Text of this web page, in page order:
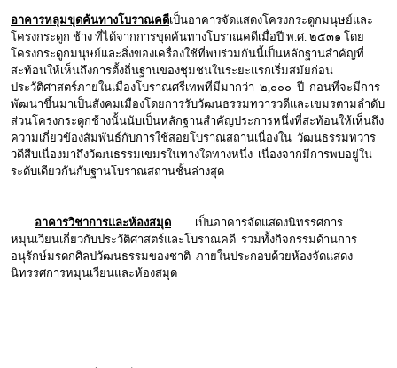
อาคารหลุมขุดค้นทางโบราณคดีเป็นอาคารจัดแสดงโครงกระดูกมนุษย์และ
โครงกระดูก ช้าง ที่ได้จากการขุดค้นทางโบราณคดีเมื่อปี พ.ศ. ๒๕๓๑ โดย
โครงกระดูกมนุษย์และสิ่งของเครื่องใช้ที่พบร่วมกันนี้เป็นหลักฐานสำคัญที่
สะท้อนให้เห็นถึงการตั้งถิ่นฐานของชุมชนในระยะแรกเริ่มสมัยก่อน
ประวัติศาสตร์ภายในเมืองโบราณศรีเทพที่มีมากว่า ๒,๐๐๐ ปี ก่อนที่จะมีการ
พัฒนาขึ้นมาเป็นสังคมเมืองโดยการรับวัฒนธรรมทวารวดีและเขมรตามลำดับ
ส่วนโครงกระดูกช้างนั้นนับเป็นหลักฐานสำคัญประการหนึ่งที่สะท้อนให้เห็นถึง
ความเกี่ยวข้องสัมพันธ์กับการใช้สอยโบราณสถานเนื่องใน วัฒนธรรมทวาร
วดีสืบเนื่องมาถึงวัฒนธรรมเขมรในทางใดทางหนึ่ง เนื่องจากมีการพบอยู่ใน
ระดับเดียวกันกับฐานโบราณสถานชั้นล่างสุด
อาคารวิชาการและห้องสมุด เป็นอาคารจัดแสดงนิทรรศการ
หมุนเวียนเกี่ยวกับประวัติศาสตร์และโบราณคดี รวมทั้งกิจกรรมด้านการ
อนุรักษ์มรดกศิลปวัฒนธรรมของชาติ ภายในประกอบด้วยห้องจัดแสดง
นิทรรศการหมุนเวียนและห้องสมุด